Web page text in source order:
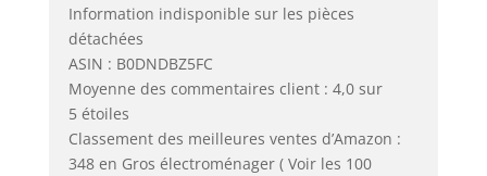
Information indisponible sur les pièces
détachées
ASIN : B0DNDBZ5FC
Moyenne des commentaires client : 4,0 sur
5 étoiles
Classement des meilleures ventes d’Amazon :
348 en Gros électroménager ( Voir les 100